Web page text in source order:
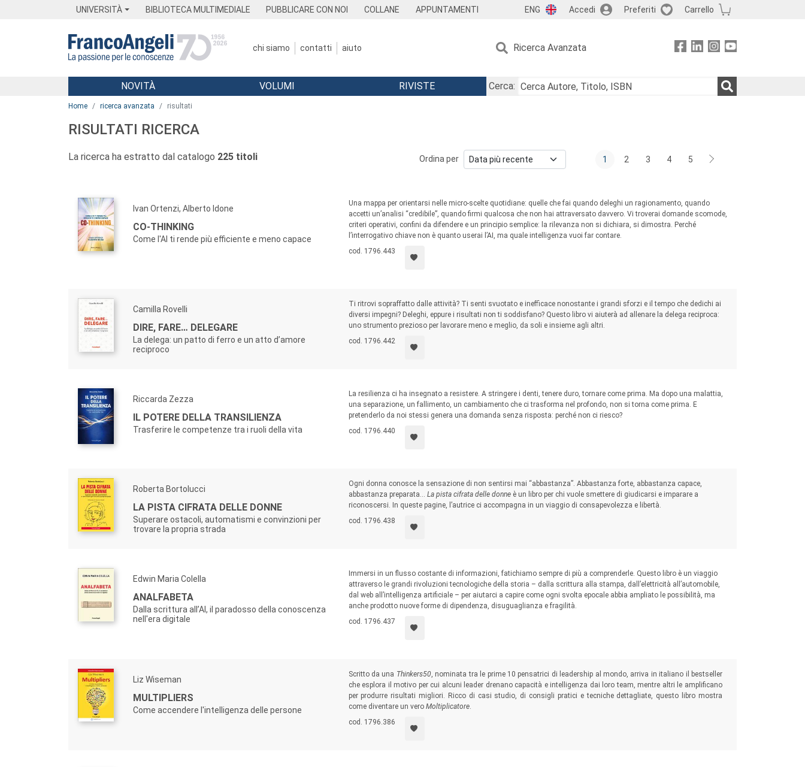
UNIVERSITÀ BIBLIOTECA MULTIMEDIALE PUBBLICARE CON NOI COLLANE APPUNTAMENTI ENG Accedi Preferiti Carrello
chi siamo contatti aiuto Ricerca Avanzata
Menu
NOVITÀ VOLUMI RIVISTE
Cerca:
Home ricerca avanzata risultati
RISULTATI RICERCA
La ricerca ha estratto dal catalogo 225 titoli Ordina per 1 2 3 4 5
Ivan Ortenzi, Alberto Idone
CO-THINKING
Come l'AI ti rende più efficiente e meno capace
Una mappa per orientarsi nelle micro-scelte quotidiane: quelle che fai quando deleghi un ragionamento, quando
accetti un’analisi “credibile”, quando firmi qualcosa che non hai attraversato davvero. Vi troverai domande scomode,
criteri operativi, confini da difendere e un principio semplice: la rilevanza non si dichiara, si dimostra. Perché
l’interrogativo chiave non è quanto userai l’AI, ma quale intelligenza vuoi far contare.
cod. 1796.443
Camilla Rovelli
DIRE, FARE… DELEGARE
La delega: un patto di ferro e un atto d’amore
reciproco
Ti ritrovi sopraffatto dalle attività? Ti senti svuotato e inefficace nonostante i grandi sforzi e il tempo che dedichi ai
diversi impegni? Deleghi, eppure i risultati non ti soddisfano? Questo libro vi aiuterà ad allenare la delega reciproca:
uno strumento prezioso per lavorare meno e meglio, da soli e insieme agli altri.
cod. 1796.442
Riccarda Zezza
IL POTERE DELLA TRANSILIENZA
Trasferire le competenze tra i ruoli della vita
La resilienza ci ha insegnato a resistere. A stringere i denti, tenere duro, tornare come prima. Ma dopo una malattia,
una separazione, un fallimento, un cambiamento che ci trasforma nel profondo, non si torna come prima. E
pretenderlo da noi stessi genera una domanda senza risposta: perché non ci riesco?
cod. 1796.440
Roberta Bortolucci
LA PISTA CIFRATA DELLE DONNE
Superare ostacoli, automatismi e convinzioni per
trovare la propria strada
Ogni donna conosce la sensazione di non sentirsi mai “abbastanza”. Abbastanza forte, abbastanza capace,
abbastanza preparata… La pista cifrata delle donneè un libro per chi vuole smettere di giudicarsi e imparare a
riconoscersi. In queste pagine, l’autrice ci accompagna in un viaggio di consapevolezza e libertà.
cod. 1796.438
Edwin Maria Colella
ANALFABETA
Dalla scrittura all’AI, il paradosso della conoscenza
nell'era digitale
Immersi in un flusso costante di informazioni, fatichiamo sempre di più a comprenderle. Questo libro è un viaggio
attraverso le grandi rivoluzioni tecnologiche della storia – dalla scrittura alla stampa, dall’elettricità all’automobile,
dal web all’intelligenza artificiale – per aiutarci a capire come ogni svolta epocale abbia ampliato le possibilità, ma
anche prodotto nuove forme di dipendenza, disuguaglianza e fragilità.
cod. 1796.437
Liz Wiseman
MULTIPLIERS
Come accendere l'intelligenza delle persone
Scritto da una Thinkers50, nominata tra le prime 10 pensatrici di leadership al mondo, arriva in italiano il bestseller
che esplora il motivo per cui alcuni leader drenano capacità e intelligenza dai loro team, mentre altri le amplificano
per produrre risultati migliori. Ricco di casi studio, di consigli pratici e tecniche dettagliate, questo libro mostra
come diventare un vero Moltiplicatore.
cod. 1796.386